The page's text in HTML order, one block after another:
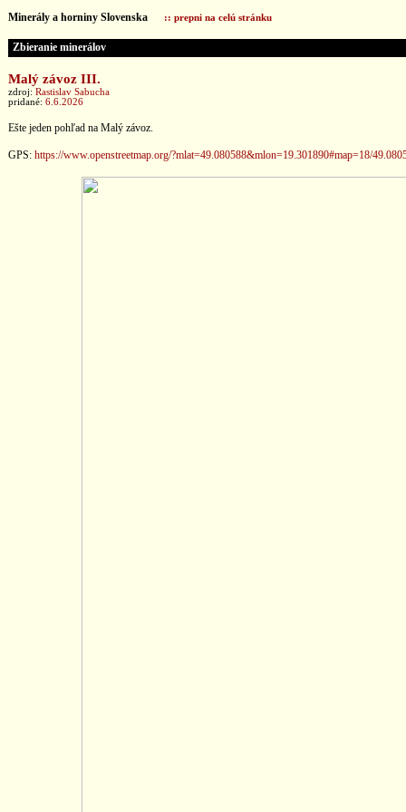
Minerály a horniny Slovenska :: prepni na celú stránku
Zbieranie minerálov
Malý závoz III.
zdroj: Rastislav Sabucha
pridané: 6.6.2026
Ešte jeden pohľad na Malý závoz.
GPS: https://www.openstreetmap.org/?mlat=49.080588&mlon=19.301890#map=18/